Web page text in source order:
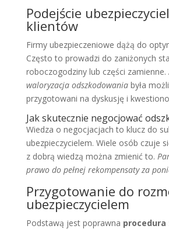
Podejście
klientów
Firmy ubezpieczeniowe dążą do
Często to prowadzi do zaniżonych
roboczogodziny lub części zamienne.
waloryzacja odszkodowaniabyła
przygotowani na dyskusję i
Jak skutecznie negocjować
Wiedza o negocjacjach to klucz do
ubezpieczycielem. Wiele osób czuje
z dobrą wiedzą można zmienić to.
prawo do pełnej rekompensaty za
Przygotowanie do
ubezpieczycielem
Podstawą jest poprawna procedura